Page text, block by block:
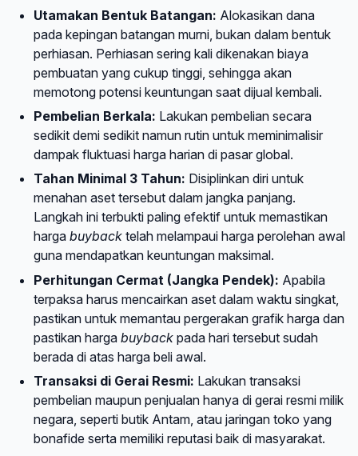
Utamakan Bentuk Batangan: Alokasikan dana
pada kepingan batangan murni, bukan dalam bentuk
perhiasan. Perhiasan sering kali dikenakan biaya
pembuatan yang cukup tinggi, sehingga akan
memotong potensi keuntungan saat dijual kembali.
Pembelian Berkala: Lakukan pembelian secara
sedikit demi sedikit namun rutin untuk meminimalisir
dampak fluktuasi harga harian di pasar global.
Tahan Minimal 3 Tahun: Disiplinkan diri untuk
menahan aset tersebut dalam jangka panjang.
Langkah ini terbukti paling efektif untuk memastikan
harga buybacktelah melampaui harga perolehan awal
guna mendapatkan keuntungan maksimal.
Perhitungan Cermat (Jangka Pendek): Apabila
terpaksa harus mencairkan aset dalam waktu singkat,
pastikan untuk memantau pergerakan grafik harga dan
pastikan harga buybackpada hari tersebut sudah
berada di atas harga beli awal.
Transaksi di Gerai Resmi: Lakukan transaksi
pembelian maupun penjualan hanya di gerai resmi milik
negara, seperti butik Antam, atau jaringan toko yang
bonafide serta memiliki reputasi baik di masyarakat.